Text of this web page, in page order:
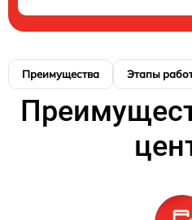
Преимущества Этапы